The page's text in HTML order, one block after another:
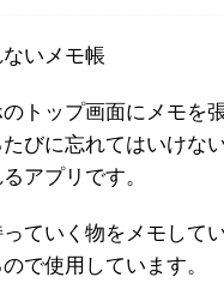
ないメモ帳
のトップ画面にメモを
びに忘れてはいけな
アプリです。
ていく物をメモして
で使用しています。